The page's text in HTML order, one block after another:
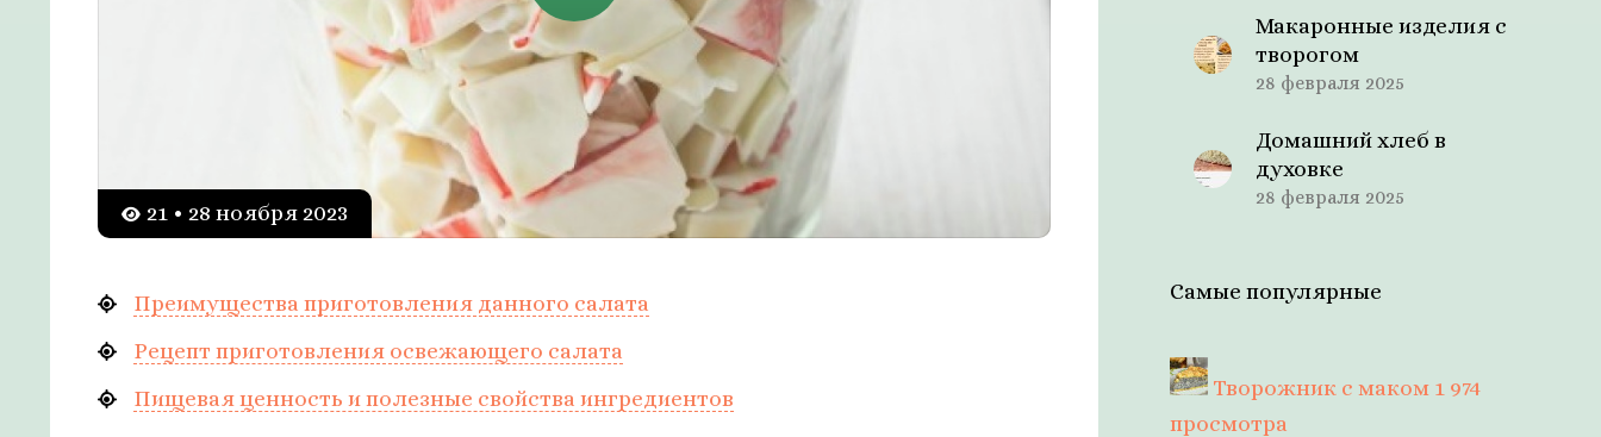
21 • 28 ноября 2023
Преимущества приготовления данного салата
Рецепт приготовления освежающего салата
Пищевая ценность и полезные свойства ингредиентов
Макаронные изделия с
творогом
28 февраля 2025
Домашний хлеб в
духовке
28 февраля 2025
Самые популярные
Творожник с маком 1 974
просмотра